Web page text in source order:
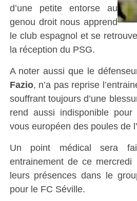
d’une petite entorse au
genou droit nous apprend
le club espagnol et se
la réception du PSG.
A noter aussi que le
Fazio, n’a pas reprise
souffrant toujours d’une
rend aussi indisponible
vous européen des poules de
Un point médical sera
entrainement de ce
leurs présences dans le
pour le FC Séville.